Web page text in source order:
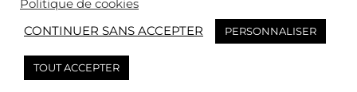
Politique de cookies
CONTINUER SANS ACCEPTER
PERSONNALISER
TOUT ACCEPTER